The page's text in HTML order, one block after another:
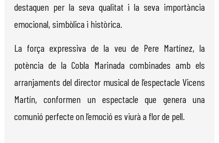
destaquen per la seva qualitat i la seva importància
emocional, simbòlica i històrica.
La força expressiva de la veu de Pere Martínez, la
potència de la Cobla Marinada combinades amb els
arranjaments del director musical de l’espectacle Vicens
Martín, conformen un espectacle que genera una
comunió perfecte on l’emoció es viurà a flor de pell.